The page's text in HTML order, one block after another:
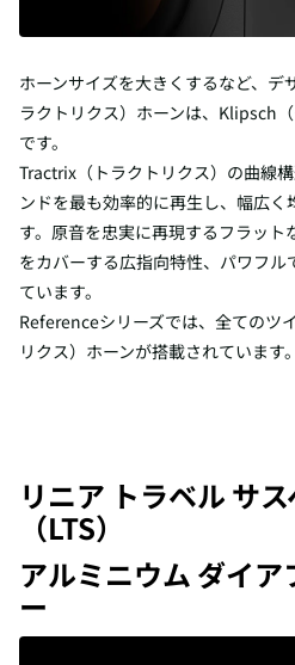
ホーンサイズを大きくするなど、デ
ラクトリクス）ホーンは、Klipsch
です。
Tractrix（トラクトリクス）の曲線
ンドを最も効率的に再生し、幅広く
す。原音を忠実に再現するフラット
をカバーする広指向特性、パワフ
ています。
Referenceシリーズでは、全てのツ
リクス）ホーンが搭載されています。
リニア トラベル サ
（LTS）
アルミニウム ダイア
ー